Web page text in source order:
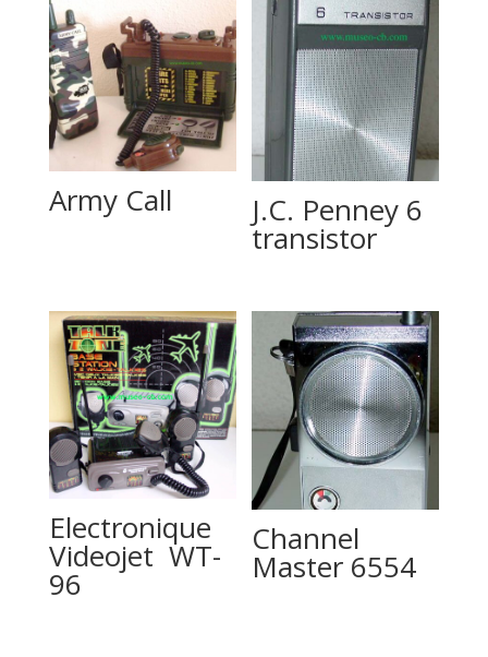
Army Call J.C. Penney 6
transistor
Electronique
Videojet WT-
96
Channel
Master 6554